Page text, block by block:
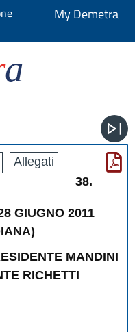
My Demetra
a
Allegati
38.
GIUGNO 2011
)
MANDINI
RICHETTI